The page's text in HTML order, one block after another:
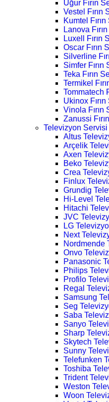
Uğur Fırın
Vestel Fırın
Kumtel
Lanova
Luxell Fırın
Oscar Fırın
Silverline
Simfer Fırın
Teka Fırın
Termikel
Tommatech
Ukinox
Vinola Fırın
Zanussi
Televizyon Servisi
Altus
Arçelik
Axen
Beko
Crea
Finlux
Grundig
Hi-Level
Hitachi
JVC
LG
Next
Nordmende
Onvo
Panasonic
Philips
Profilo
Regal
Samsung
Seg
Saba
Sanyo
Sharp
Skytech
Sunny
Telefunken
Toshiba
Trident
Weston
Woon